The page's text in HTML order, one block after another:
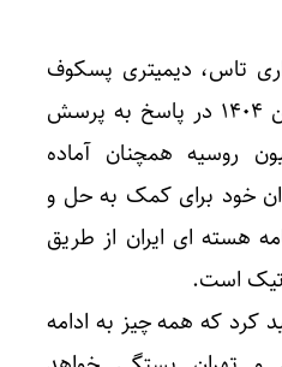
تاس،‌ دیمیتری پسکوف
روز چهارشنبه ۲۷ فروردین ۱۴۰۴ در پاسخ به پرسش
روسیه همچنان آماده
خود برای کمک به حل و
هسته ای ایران از طریق
است.
کرد که همه چیز به ادامه